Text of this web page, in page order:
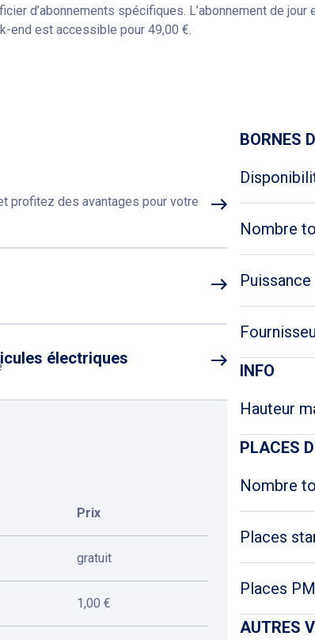
d’abonnements spécifiques. L’abonnement de
end est accessible pour 49,00 €.
tarif rotatif classique pour les usagers des transports
profitez des avantages pour votre
électriques
Prix
gratuit
1,00 €
BORNES
Nombre
INFO
Hauteur
PLACES
Nombre
Places
Places
AUTRES